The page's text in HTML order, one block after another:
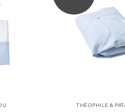
THÉOPHILE &